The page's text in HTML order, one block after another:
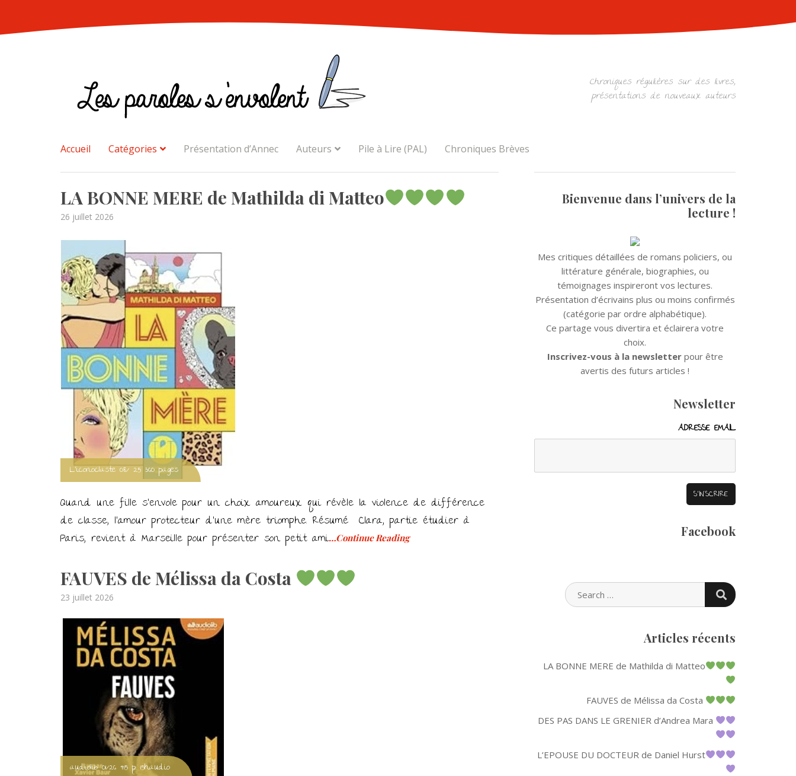
content
Chroniques régulières sur des livres,
présentations de nouveaux auteurs
Accueil Catégories Présentation d’Annec Auteurs Pile à Lire (PAL) Chroniques Brèves
Posts
LA BONNE MERE de Mathilda di Matteo
Posted
26 juillet 2026
L'iconoclaste 08/ 25 360 pages
Quand une fille s’envole pour un choix amoureux qui révèle la violence de différence
de classe, l’amour protecteur d’une mère triomphe. Résumé Clara, partie étudier à
Paris, revient à Marseille pour présenter son petit ami…Continue Reading
FAUVES de Mélissa da Costa
Posted
23 juillet 2026
audiolib 01/26 415 p. 15haudio
Bienvenue dans l’univers de la
lecture !
Mes critiques détaillées de romans policiers, ou
littérature générale, biographies, ou
témoignages inspireront vos lectures.
Présentation d’écrivains plus ou moins confirmés
(catégorie par ordre alphabétique).
Ce partage vous divertira et éclairera votre
choix.
Inscrivez-vous à la newsletterpour être
avertis des futurs articles !
Newsletter
ADRESSE EMAIL
Facebook
SEARCH
FOR:
SEARCH
Articles récents
LA BONNE MERE de Mathilda di Matteo
FAUVES de Mélissa da Costa
DES PAS DANS LE GRENIER d’Andrea Mara
L’EPOUSE DU DOCTEUR de Daniel Hurst